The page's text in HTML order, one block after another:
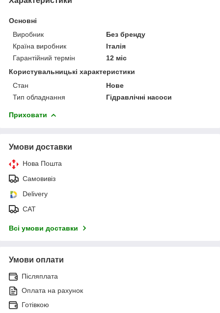
Основні
Виробник
Без бренду
Країна виробник
Італія
Гарантійний термін
12 міс
Користувальницькі характеристики
Стан
Нове
Тип обладнання
Гідравлічні насоси
Приховати
Умови доставки
Нова Пошта
Самовивіз
Delivery
САТ
Всі умови доставки
Умови оплати
Післяплата
Оплата на рахунок
Готівкою